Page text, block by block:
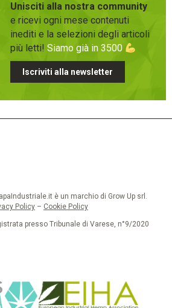
Unisciti alla nostra community
e ricevi ogni mese contenuti
inediti e la selezioni degli articoli
più letti! Siamo già in 3500
Iscriviti alla newsletter
è un marchio di Grow Up srl.
Policy – Cookie Policy
presso Tribunale di Varese, n°9/2020